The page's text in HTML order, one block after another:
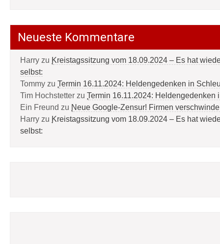
Neueste Kommentare
Harry zu Kreistagssitzung vom 18.09.2024 – Es hat
selbst:
Tommy zu Termin 16.11.2024: Heldengedenken in
Tim Hochstetter zu Termin 16.11.2024: Heldengedenken
Ein Freund zu Neue Google-Zensur! Firmen
Harry zu Kreistagssitzung vom 18.09.2024 – Es hat
selbst: